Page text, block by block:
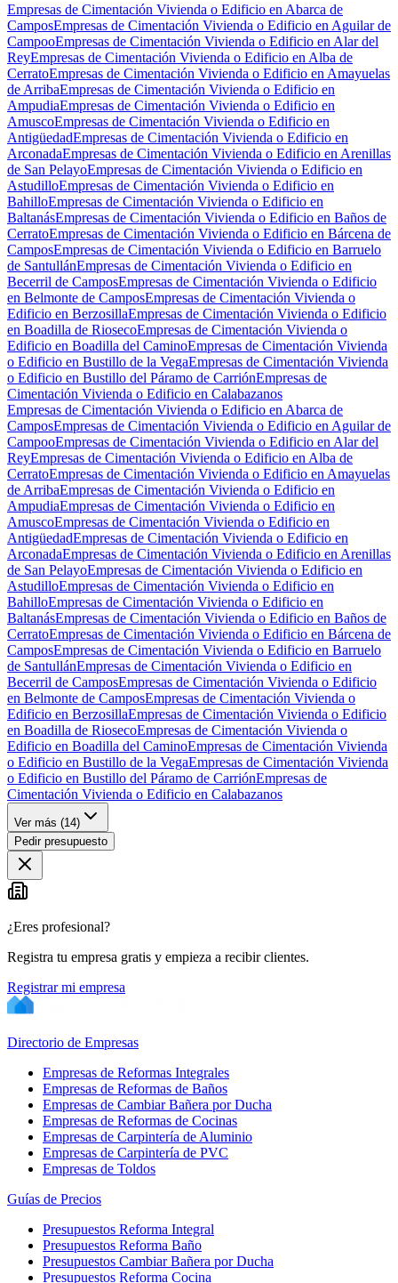
Empresas de Cimentación Vivienda o Edificio en Abarca de
CamposEmpresas de Cimentación Vivienda o Edificio en Aguilar de
CampooEmpresas de Cimentación Vivienda o Edificio en Alar del
ReyEmpresas de Cimentación Vivienda o Edificio en Alba de
CerratoEmpresas de Cimentación Vivienda o Edificio en Amayuelas
de ArribaEmpresas de Cimentación Vivienda o Edificio en
AmpudiaEmpresas de Cimentación Vivienda o Edificio en
AmuscoEmpresas de Cimentación Vivienda o Edificio en
AntigüedadEmpresas de Cimentación Vivienda o Edificio en
ArconadaEmpresas de Cimentación Vivienda o Edificio en Arenillas
de San PelayoEmpresas de Cimentación Vivienda o Edificio en
AstudilloEmpresas de Cimentación Vivienda o Edificio en
BahilloEmpresas de Cimentación Vivienda o Edificio en
BaltanásEmpresas de Cimentación Vivienda o Edificio en Baños de
CerratoEmpresas de Cimentación Vivienda o Edificio en Bárcena de
CamposEmpresas de Cimentación Vivienda o Edificio en Barruelo
de SantullánEmpresas de Cimentación Vivienda o Edificio en
Becerril de CamposEmpresas de Cimentación Vivienda o Edificio
en Belmonte de CamposEmpresas de Cimentación Vivienda o
Edificio en BerzosillaEmpresas de Cimentación Vivienda o Edificio
en Boadilla de RiosecoEmpresas de Cimentación Vivienda o
Edificio en Boadilla del CaminoEmpresas de Cimentación Vivienda
o Edificio en Bustillo de la VegaEmpresas de Cimentación Vivienda
o Edificio en Bustillo del Páramo de CarriónEmpresas de
Cimentación Vivienda o Edificio en Calabazanos
Empresas de Cimentación Vivienda o Edificio en Abarca de
CamposEmpresas de Cimentación Vivienda o Edificio en Aguilar de
CampooEmpresas de Cimentación Vivienda o Edificio en Alar del
ReyEmpresas de Cimentación Vivienda o Edificio en Alba de
CerratoEmpresas de Cimentación Vivienda o Edificio en Amayuelas
de ArribaEmpresas de Cimentación Vivienda o Edificio en
AmpudiaEmpresas de Cimentación Vivienda o Edificio en
AmuscoEmpresas de Cimentación Vivienda o Edificio en
AntigüedadEmpresas de Cimentación Vivienda o Edificio en
ArconadaEmpresas de Cimentación Vivienda o Edificio en Arenillas
de San PelayoEmpresas de Cimentación Vivienda o Edificio en
AstudilloEmpresas de Cimentación Vivienda o Edificio en
BahilloEmpresas de Cimentación Vivienda o Edificio en
BaltanásEmpresas de Cimentación Vivienda o Edificio en Baños de
CerratoEmpresas de Cimentación Vivienda o Edificio en Bárcena de
CamposEmpresas de Cimentación Vivienda o Edificio en Barruelo
de SantullánEmpresas de Cimentación Vivienda o Edificio en
Becerril de CamposEmpresas de Cimentación Vivienda o Edificio
en Belmonte de CamposEmpresas de Cimentación Vivienda o
Edificio en BerzosillaEmpresas de Cimentación Vivienda o Edificio
en Boadilla de RiosecoEmpresas de Cimentación Vivienda o
Edificio en Boadilla del CaminoEmpresas de Cimentación Vivienda
o Edificio en Bustillo de la VegaEmpresas de Cimentación Vivienda
o Edificio en Bustillo del Páramo de CarriónEmpresas de
Cimentación Vivienda o Edificio en Calabazanos
Ver más (14)
Pedir presupuesto
¿Eres profesional?
Registra tu empresa gratis y empieza a recibir clientes.
Registrar mi empresa
Directorio de Empresas
Empresas de Reformas Integrales
Empresas de Reformas de Baños
Empresas de Cambiar Bañera por Ducha
Empresas de Reformas de Cocinas
Empresas de Carpintería de Aluminio
Empresas de Carpintería de PVC
Empresas de Toldos
Guías de Precios
Presupuestos Reforma Integral
Presupuestos Reforma Baño
Presupuestos Cambiar Bañera por Ducha
Presupuestos Reforma Cocina